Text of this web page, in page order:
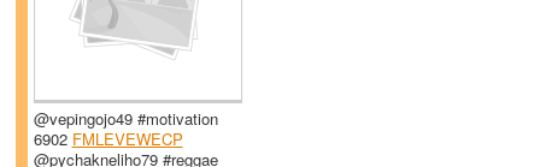
@vepingojo49 #motivation
6902 FMLEVEWECP
@pychakneliho79 #reggae